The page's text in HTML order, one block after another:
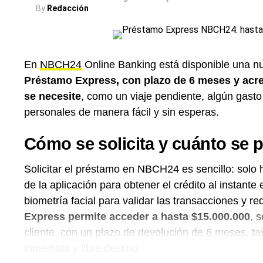
homebanking,
ni realizar simulaciones de
By Redacción
En NBCH24 Online Banking está disponible una
Préstamo Express, con plazo de 6 meses y
se necesite, como un viaje pendiente, algún
personales de manera fácil y sin esperas.
Cómo se solicita y cuánto se
Solicitar el préstamo en NBCH24 es sencillo:
de la aplicación para obtener el crédito al instante
biometría facial para validar las transacciones y
Express permite acceder a hasta $15.000.000,
cliente, con un plazo de devolución de 6 meses,